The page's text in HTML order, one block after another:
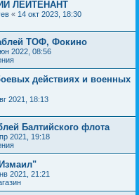
ЛЕЙТЕНАНТ
« 14 окт 2023, 18:30
ТОФ, Фокино
2022, 08:56
действиях и военных
2021, 18:13
Балтийского флота
2021, 19:18
2021, 21:21